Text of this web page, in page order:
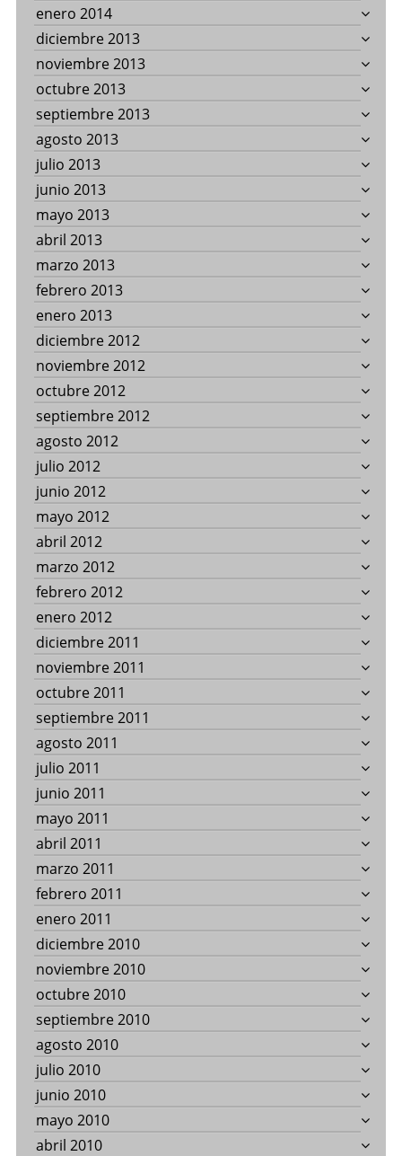
enero 2014
diciembre 2013
noviembre 2013
octubre 2013
septiembre 2013
agosto 2013
julio 2013
junio 2013
mayo 2013
abril 2013
marzo 2013
febrero 2013
enero 2013
diciembre 2012
noviembre 2012
octubre 2012
septiembre 2012
agosto 2012
julio 2012
junio 2012
mayo 2012
abril 2012
marzo 2012
febrero 2012
enero 2012
diciembre 2011
noviembre 2011
octubre 2011
septiembre 2011
agosto 2011
julio 2011
junio 2011
mayo 2011
abril 2011
marzo 2011
febrero 2011
enero 2011
diciembre 2010
noviembre 2010
octubre 2010
septiembre 2010
agosto 2010
julio 2010
junio 2010
mayo 2010
abril 2010